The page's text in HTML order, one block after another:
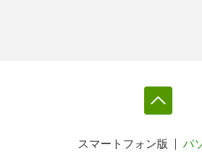
スマートフォン版 パ